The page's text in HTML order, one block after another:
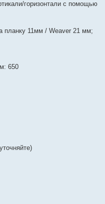
горизонтали с помощью
планку 11мм / Weaver 21 мм;
650